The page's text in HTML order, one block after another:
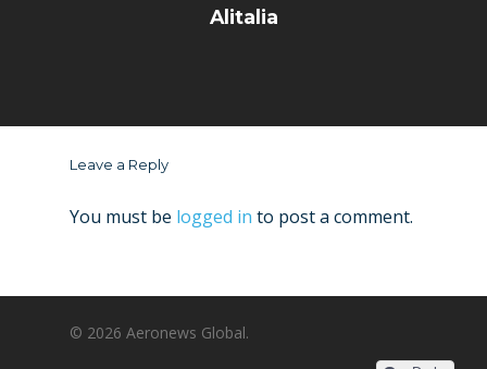
Alitalia
Leave a Reply
You must be logged in to post a comment.
© 2026 Aeronews Global.